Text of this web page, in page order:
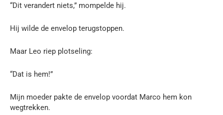
“Dit verandert niets,” mompelde hij.
Hij wilde de envelop terugstoppen.
Maar Leo riep plotseling:
“Dat is hem!”
Mijn moeder pakte de envelop voordat Marco hem kon
wegtrekken.